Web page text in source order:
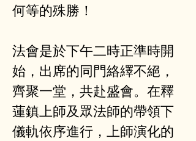
何等的殊勝！
法會是於下午二時正準時開
始，出席的同門絡繹不絕，
齊聚一堂，共赴盛會。在釋
蓮鎮上師及眾法師的帶領下
儀軌依序進行，上師演化的